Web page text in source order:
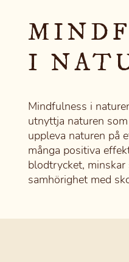
I
Mindfulness i
utnyttja naturen
uppleva naturen på
många positiva
blodtrycket, minskar
samhörighet med